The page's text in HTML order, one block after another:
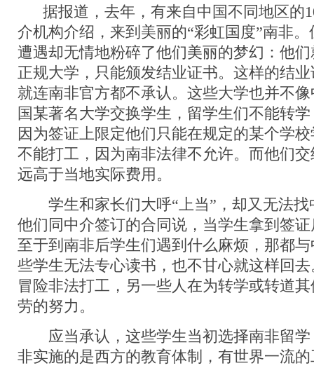
据报道，去年，有来自中国不同地区的
介机构介绍，来到美丽的“彩虹国度”南非
遭遇却无情地粉碎了他们美丽的梦幻：他
正规大学，只能颁发结业证书。这样的结
就连南非官方都不承认。这些大学也并不
国某著名大学交换学生，留学生们不能转
因为签证上限定他们只能在规定的某个学
不能打工，因为南非法律不允许。而他们
远高于当地实际费用。
学生和家长们大呼“上当”，却又无法找
他们同中介签订的合同说，当学生拿到签
至于到南非后学生们遇到什么麻烦，那都
些学生无法专心读书，也不甘心就这样回
冒险非法打工，另一些人在为转学或转道
劳的努力。
应当承认，这些学生当初选择南非留学
非实施的是西方的教育体制，有世界一流